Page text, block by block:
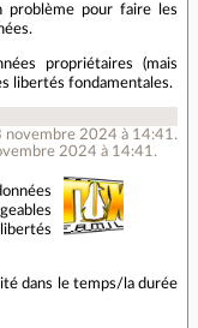
problème pour faire les
propriétaires (mais
libertés fondamentales.
novembre 2024 à 14:41 .
2024 à 14:41.
dans le temps/la durée